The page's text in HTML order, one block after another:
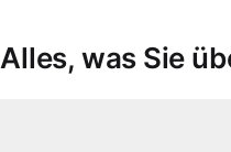
Alles, was Sie